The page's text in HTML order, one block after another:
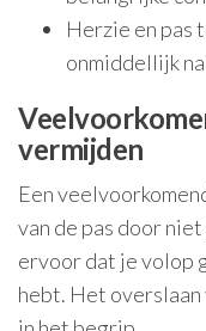
Herzie en pas
onmiddellijk
vermijden
Een
van de pas door
ervoor dat je volop
hebt. Het overslaan